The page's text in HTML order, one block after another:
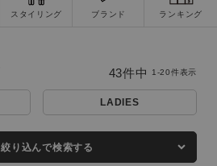
スタイリング ブランド ランキング
詳細検索
LADIES
絞り込んで検索する
43件中 1-20件表示